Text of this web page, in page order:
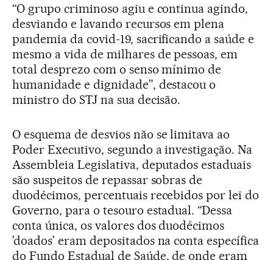
“O grupo criminoso agiu e continua agindo,
desviando e lavando recursos em plena
pandemia da covid-19, sacrificando a saúde e
mesmo a vida de milhares de pessoas, em
total desprezo com o senso mínimo de
humanidade e dignidade”, destacou o
ministro do STJ na sua decisão.
O esquema de desvios não se limitava ao
Poder Executivo, segundo a investigação. Na
Assembleia Legislativa, deputados estaduais
são suspeitos de repassar sobras de
duodécimos, percentuais recebidos por lei do
Governo, para o tesouro estadual. “Dessa
conta única, os valores dos duodécimos
’doados’ eram depositados na conta específica
do Fundo Estadual de Saúde, de onde eram